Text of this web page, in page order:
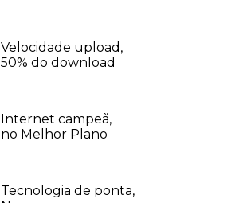
Velocidade upload,
50% do download
Internet campeã,
no Melhor Plano
Tecnologia de ponta,